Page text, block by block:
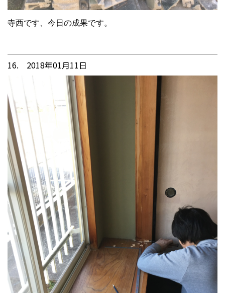
寺西です、今日の成果です。
16. 2018年01月11日